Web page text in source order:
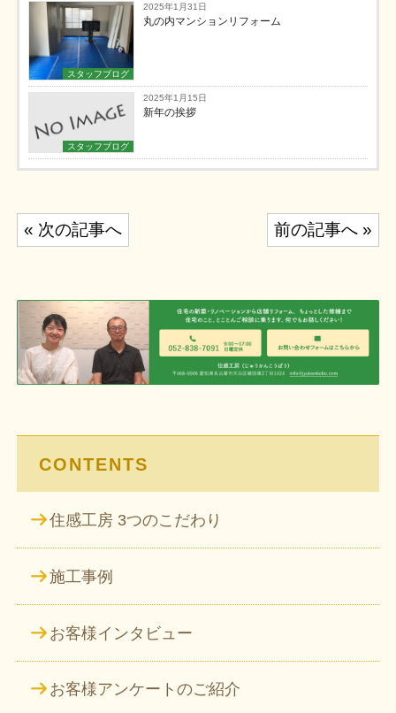
スタッフブログ
2025年1月31日
丸の内マンションリフォーム
スタッフブログ
2025年1月15日
新年の挨拶
投
稿
ビ
ゲ
ー
シ
前の記事へ »
« 次の記事へ
CONTENTS
住感工房 3つのこだわり
施工事例
お客様インタビュー
お客様アンケートのご紹介